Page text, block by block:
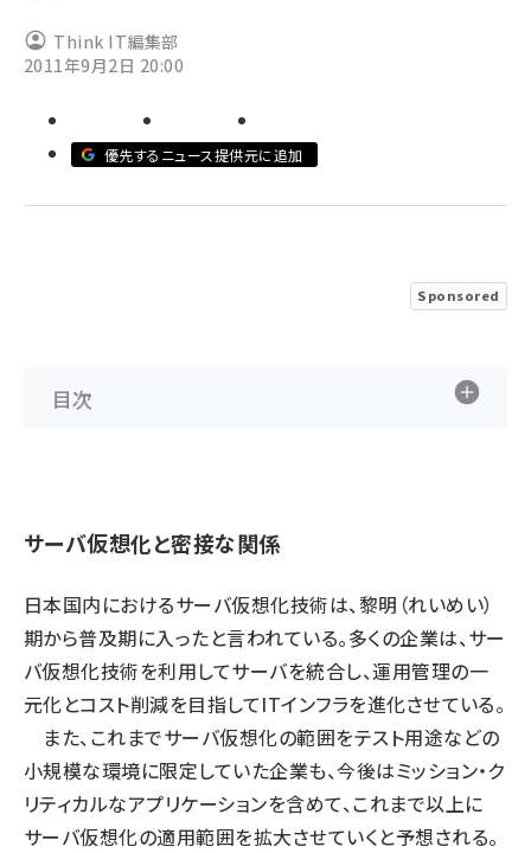
Think IT編集部
2011年9月2日 20:00
優先するニュース提供元に追加
Sponsored
目次
サーバ仮想化と密接な関係
日本国内におけるサーバ仮想化技術は、黎明（れいめい）
期から普及期に入ったと言われている。多くの企業は、サー
バ仮想化技術を利用してサーバを統合し、運用管理の一
元化とコスト削減を目指してITインフラを進化させている。
また、これまでサーバ仮想化の範囲をテスト用途などの
小規模な環境に限定していた企業も、今後はミッション・ク
リティカルなアプリケーションを含めて、これまで以上に
サーバ仮想化の適用範囲を拡大させていくと予想される。